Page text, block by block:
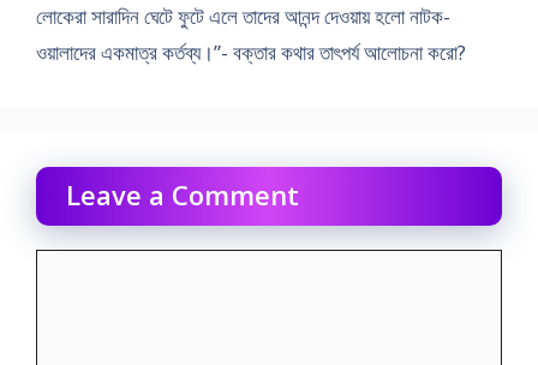
লোকেরা সারাদিন ঘেটে ফুটে এলে তাদের আনন্দ দেওয়ায় হলো নাটক-
ওয়ালাদের একমাত্র কর্তব্য।”- বক্তার কথার তাৎপর্য আলোচনা করো?
Leave a Comment